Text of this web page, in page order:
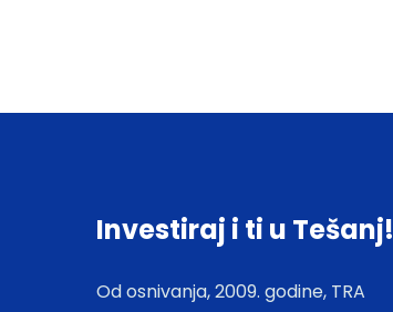
Investiraj i ti u Tešanj!
Od osnivanja, 2009. godine, TRA